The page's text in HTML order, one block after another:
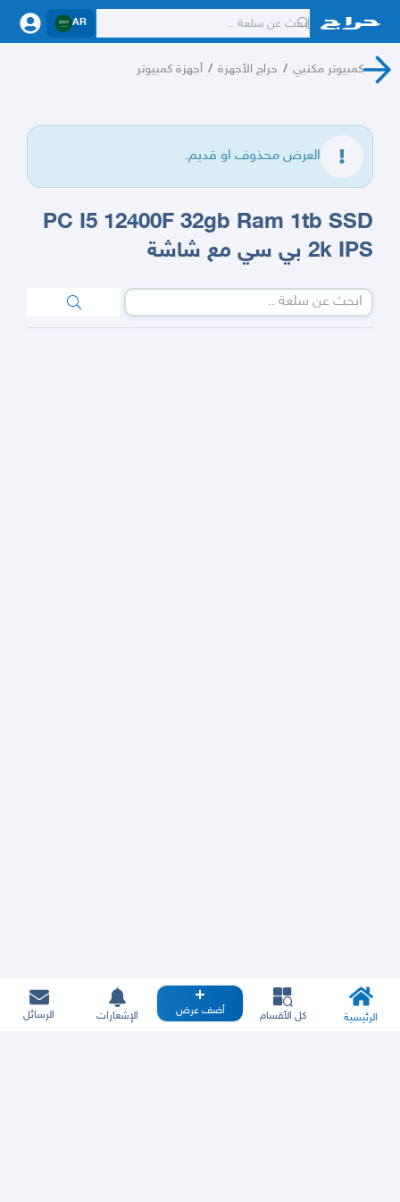
AR
كمبيوتر مكتبي / حراج الأجهزة / أجهزة كمبيوتر
العرض محذوف او قديم.
PC I5 12400F 32gb Ram 1tb SSD
2k IPS بي سي مع شاشة
الرئيسية كل الأقسام أضف عرض الإشعارات الرسائل